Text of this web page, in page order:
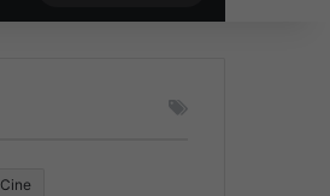
for:
Cine